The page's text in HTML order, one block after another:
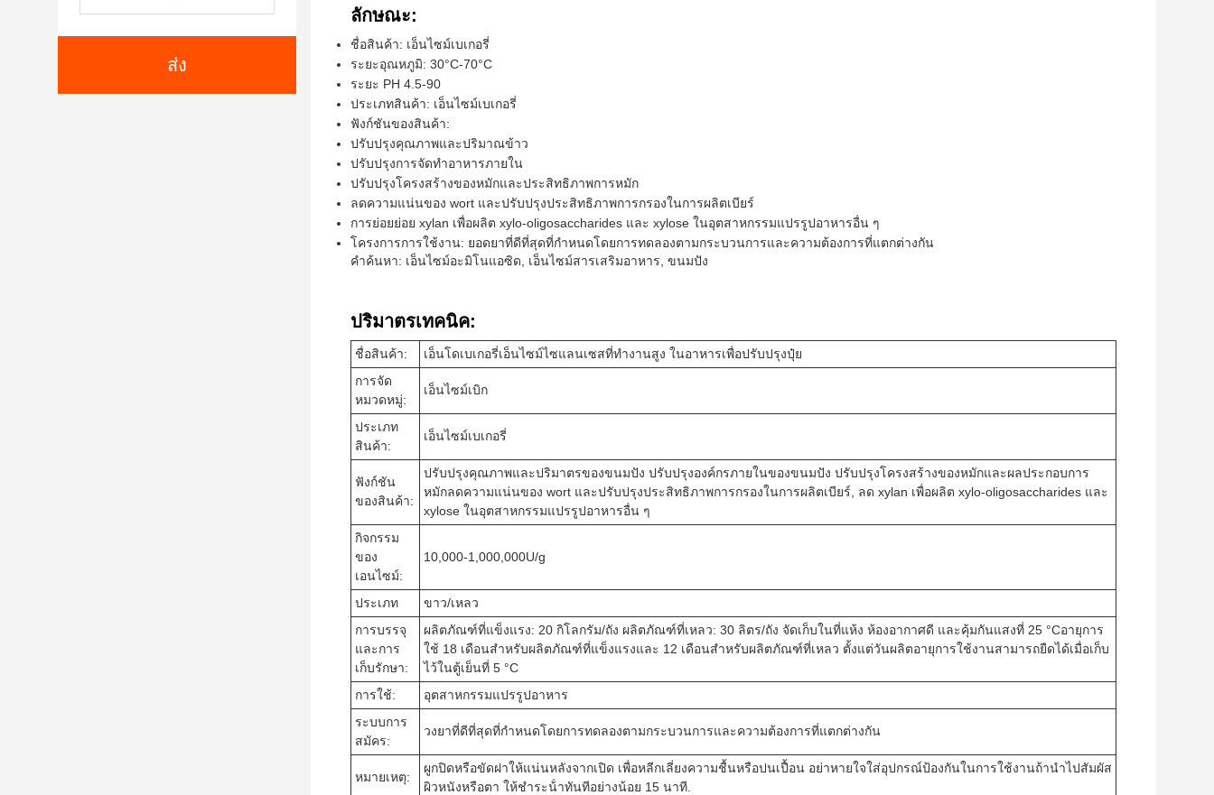
ส่ง
ลักษณะ:
ชื่อสินค้า: เอ็นไซม์เบเกอรี่
ระยะอุณหภูมิ: 30°C-70°C
ระยะ PH 4.5-90
ประเภทสินค้า: เอ็นไซม์เบเกอรี่
ฟังก์ชันของสินค้า:
ปรับปรุงคุณภาพและปริมาณข้าว
ปรับปรุงการจัดทําอาหารภายใน
ปรับปรุงโครงสร้างของหมักและประสิทธิภาพการหมัก
ลดความแน่นของ wort และปรับปรุงประสิทธิภาพการกรองในการผลิตเบียร์
การย่อยย่อย xylan เพื่อผลิต xylo-oligosaccharides และ xylose ในอุตสาหกรรมแปรรูปอาหารอื่น ๆ
โครงการการใช้งาน: ยอดยาที่ดีที่สุดที่กําหนดโดยการทดลองตามกระบวนการและความต้องการที่แตกต่างกัน
คําค้นหา: เอ็นไซม์อะมิโนแอซิด, เอ็นไซม์สารเสริมอาหาร, ขนมปัง
ปริมาตรเทคนิค:
ชื่อสินค้า:
เอ็นโดเบเกอรี่เอ็นไซม์ไซแลนเซสที่ทํางานสูง ในอาหารเพื่อปรับปรุงปุ๋ย
การจัด
หมวดหมู่:
เอ็นไซม์เบิก
ประเภท
สินค้า:
เอ็นไซม์เบเกอรี่
ฟังก์ชัน
ของสินค้า:
ปรับปรุงคุณภาพและปริมาตรของขนมปัง ปรับปรุงองค์กรภายในของขนมปัง ปรับปรุงโครงสร้างของหมักและผลประกอบการ
หมักลดความแน่นของ wort และปรับปรุงประสิทธิภาพการกรองในการผลิตเบียร์, ลด xylan เพื่อผลิต xylo-oligosaccharides และ
xylose ในอุตสาหกรรมแปรรูปอาหารอื่น ๆ
กิจกรรม
ของ
เอนไซม์:
10,000-1,000,000U/g
ประเภท
ขาว/เหลว
การบรรจุ
และการ
เก็บรักษา:
ผลิตภัณฑ์ที่แข็งแรง: 20 กิโลกรัม/ถัง ผลิตภัณฑ์ที่เหลว: 30 ลิตร/ถัง จัดเก็บในที่แห้ง ห้องอากาศดี และคุ้มกันแสงที่ 25 °Cอายุการ
ใช้ 18 เดือนสําหรับผลิตภัณฑ์ที่แข็งแรงและ 12 เดือนสําหรับผลิตภัณฑ์ที่เหลว ตั้งแต่วันผลิตอายุการใช้งานสามารถยืดได้เมื่อเก็บ
ไว้ในตู้เย็นที่ 5 °C
การใช้:
อุตสาหกรรมแปรรูปอาหาร
ระบบการ
สมัคร:
วงยาที่ดีที่สุดที่กําหนดโดยการทดลองตามกระบวนการและความต้องการที่แตกต่างกัน
หมายเหตุ:
ผูกปิดหรือขัดฝาให้แน่นหลังจากเปิด เพื่อหลีกเลี่ยงความชื้นหรือปนเปื้อน อย่าหายใจใส่อุปกรณ์ป้องกันในการใช้งานถ้านําไปสัมผัส
ผิวหนังหรือตา ให้ชําระน้ําทันทีอย่างน้อย 15 นาที.